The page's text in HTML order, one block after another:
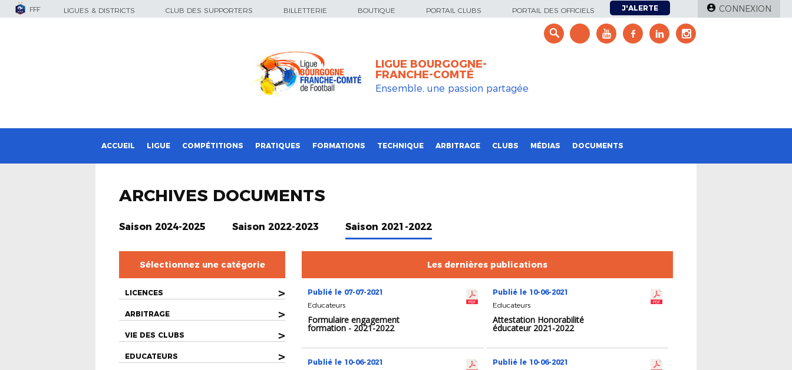
FFF LIGUES & DISTRICTS CLUB DES SUPPORTERS BILLETTERIE BOUTIQUE PORTAIL CLUBS PORTAIL DES OFFICIELS J'ALERTE CONNEXION
LIGUE BOURGOGNE-
FRANCHE-COMTÉ
Ensemble, une passion partagée
ACCUEIL LIGUE COMPÉTITIONS PRATIQUES FORMATIONS TECHNIQUE ARBITRAGE CLUBS MÉDIAS DOCUMENTS
ARCHIVES DOCUMENTS
Saison 2024-2025 Saison 2022-2023 Saison 2021-2022
Sélectionnez une catégorie
LICENCES >
ARBITRAGE >
VIE DES CLUBS >
EDUCATEURS >
Les dernières publications
Publié le 07-07-2021
Educateurs
Formulaire engagement
formation - 2021-2022
Publié le 10-06-2021
Educateurs
Attestation Honorabilité
éducateur 2021-2022
Publié le 10-06-2021
Publié le 10-06-2021